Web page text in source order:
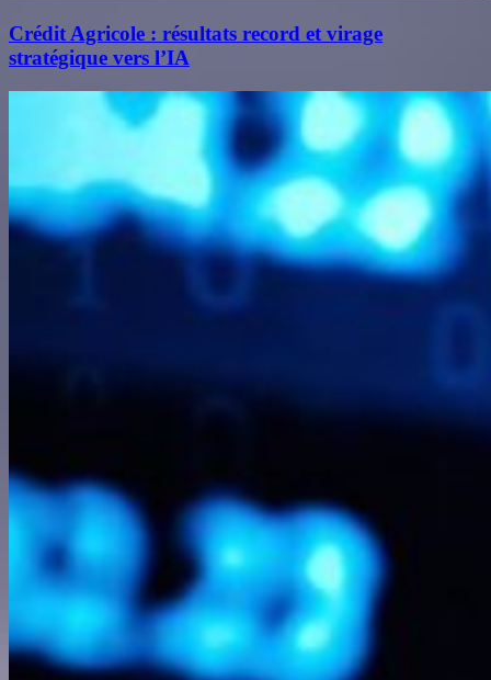
Crédit Agricole : résultats record et virage
stratégique vers l’IA